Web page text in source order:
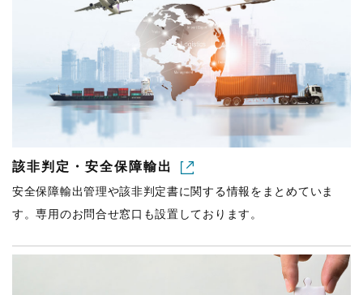
該非判定・安全保障輸出
安全保障輸出管理や該非判定書に関する情報をまとめていま
す。専用のお問合せ窓口も設置しております。